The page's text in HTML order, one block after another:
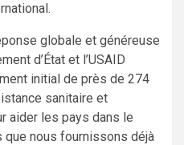
globale et généreuse
d’État et l’USAID
initial de près de 274
sanitaire et
aider les pays dans le
nous fournissons déjà